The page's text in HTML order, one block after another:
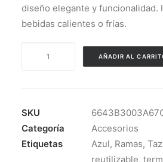
diseño elegante y funcionalidad.
bebidas calientes o frías.
Fondo
Azul
cantidad
AÑADIR AL
SKU
Categoría
Accesorios
Etiquetas
Azul, Ramas,
reutilizable,